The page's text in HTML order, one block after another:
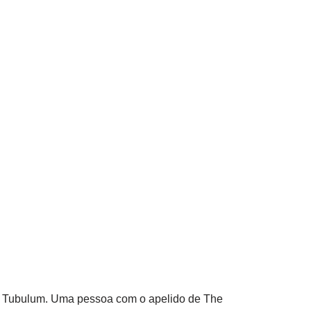
Uma pessoa com o apelido de The